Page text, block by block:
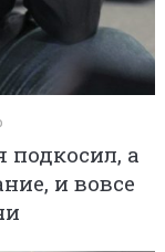
а
и вовсе